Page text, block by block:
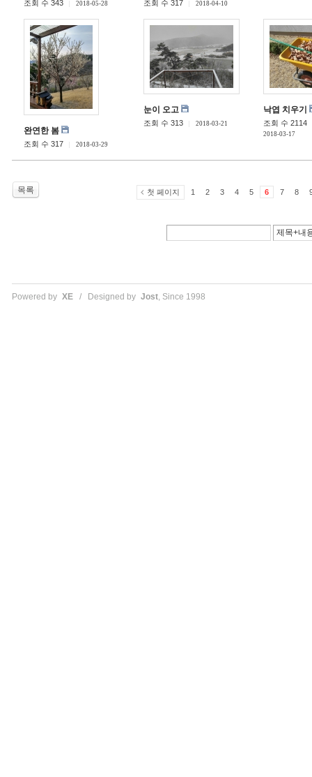
조회 수 343 2018-05-28 조회 수 317 2018-04-10
완연한 봄
조회 수 317 2018-03-29
눈이 오고
조회 수 313 2018-03-21
낙엽 치우기
조회 수 2114
2018-03-17
목록 첫 페이지 1 2 3 4 5 6 7 8
Powered by XE/ Designed by Jost, Since 1998